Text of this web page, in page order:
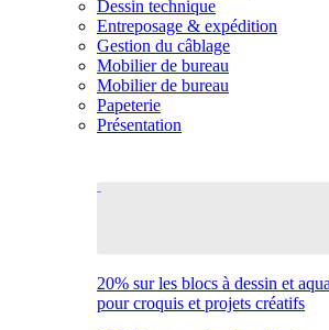
Dessin technique
Entreposage & expédition
Gestion du câblage
Mobilier de bureau
Mobilier de bureau
Papeterie
Présentation
20% sur les blocs à dessin et
pour croquis et projets créatifs